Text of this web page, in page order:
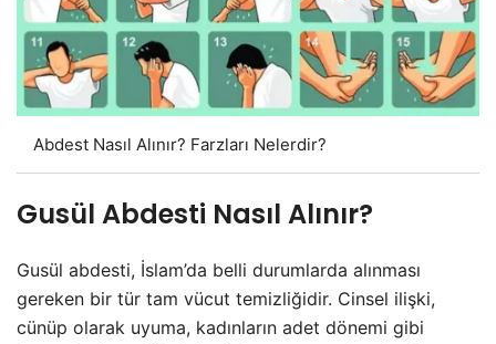
Abdest Nasıl Alınır? Farzları Nelerdir?
Gusül Abdesti Nasıl Alınır?
Gusül abdesti, İslam’da belli durumlarda alınması
gereken bir tür tam vücut temizliğidir. Cinsel ilişki,
cünüp olarak uyuma, kadınların adet dönemi gibi